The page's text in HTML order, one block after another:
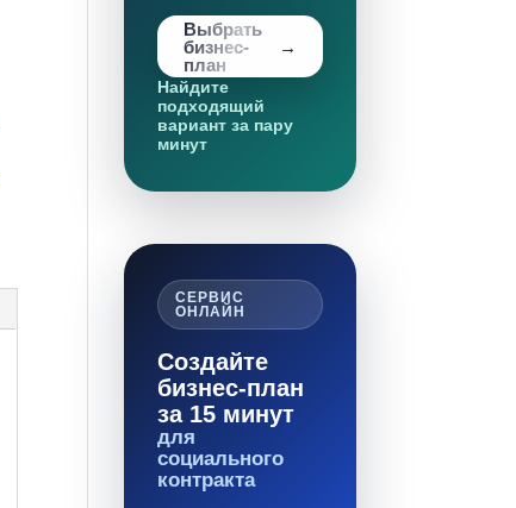
Выбрать
бизнес-
план
Найдите
подходящий
вариант за пару
минут
СЕРВИС
ОНЛАЙН
Создайте
бизнес-план
за 15 минут
для
социального
контракта